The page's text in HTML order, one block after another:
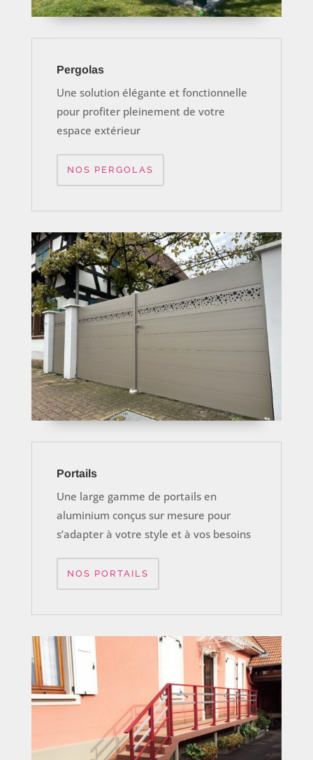
Pergolas
Une solution élégante et fonctionnelle
pour profiter pleinement de votre
espace extérieur
NOS PERGOLAS
Portails
Une large gamme de portails en
aluminium conçus sur mesure pour
s’adapter à votre style et à vos besoins
NOS PORTAILS